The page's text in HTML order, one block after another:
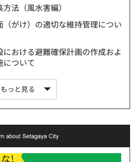
法（風水害編）
がけ）の適切な維持管理につい
おける避難確保計画の作成およ
について
もっと見る